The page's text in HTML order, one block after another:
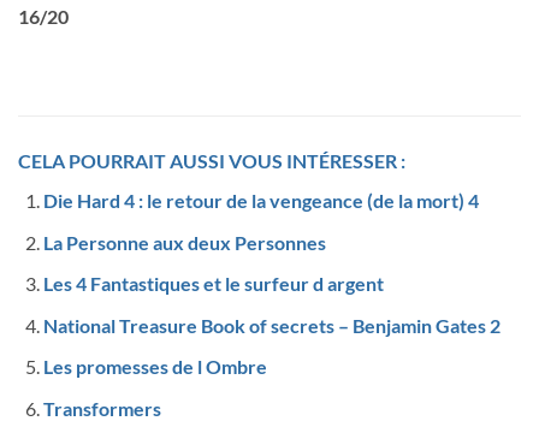
16/20
CELA POURRAIT AUSSI VOUS INTÉRESSER :
Die Hard 4 : le retour de la vengeance (de la mort) 4
La Personne aux deux Personnes
Les 4 Fantastiques et le surfeur d argent
National Treasure Book of secrets – Benjamin Gates 2
Les promesses de l Ombre
Transformers